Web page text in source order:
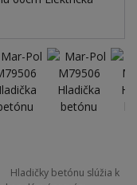
Hladičky betónu slúžia k